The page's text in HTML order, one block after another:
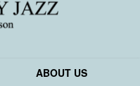
ABOUT US